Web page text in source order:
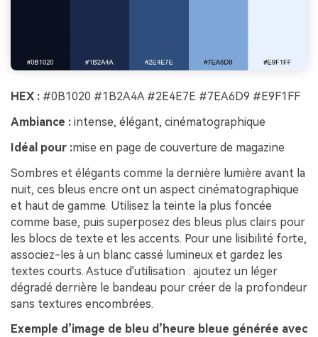
HEX : #0B1020 #1B2A4A #2E4E7E #7EA6D9 #E9F1FF
Ambiance : intense, élégant, cinématographique
Idéal pour :mise en page de couverture de magazine
Sombres et élégants comme la dernière lumière avant la
nuit, ces bleus encre ont un aspect cinématographique
et haut de gamme. Utilisez la teinte la plus foncée
comme base, puis superposez des bleus plus clairs pour
les blocs de texte et les accents. Pour une lisibilité forte,
associez-les à un blanc cassé lumineux et gardez les
textes courts. Astuce d'utilisation : ajoutez un léger
dégradé derrière le bandeau pour créer de la profondeur
sans textures encombrées.
Exemple d’image de bleu d’heure bleue générée avec